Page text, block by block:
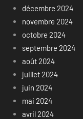
décembre 2024
novembre 2024
octobre 2024
septembre 2024
août 2024
juillet 2024
juin 2024
mai 2024
avril 2024